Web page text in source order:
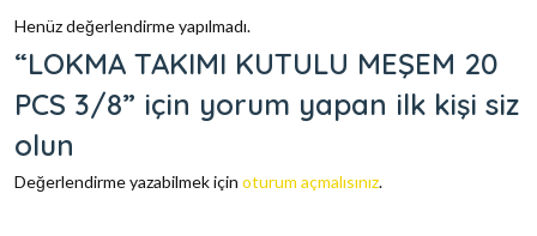
Henüz değerlendirme yapılmadı.
“LOKMA TAKIMI KUTULU MEŞEM 20
PCS 3/8” için yorum yapan ilk kişi siz
olun
Değerlendirme yazabilmek için oturum açmalısınız.